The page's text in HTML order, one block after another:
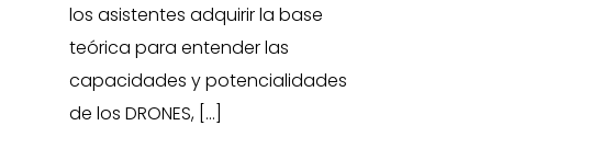
los asistentes adquirir la base
teórica para entender las
capacidades y potencialidades
de los DRONES, […]